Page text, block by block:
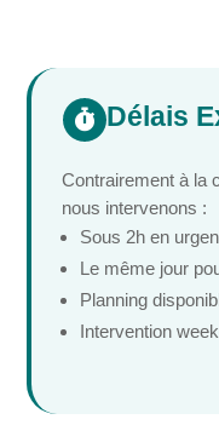
 Délais
Contrairement à la
nous intervenons :
Sous 2h en
Le même jour
Planning
Intervention